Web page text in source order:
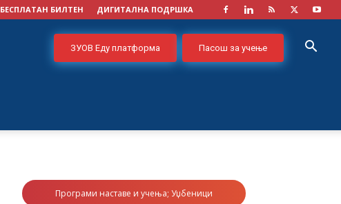
БЕСПЛАТАН БИЛТЕН ДИГИТАЛНА ПОДРШКА
ЗУОВ Еду платформа Пасош за учење
Програми наставе и учења; Уџбеници